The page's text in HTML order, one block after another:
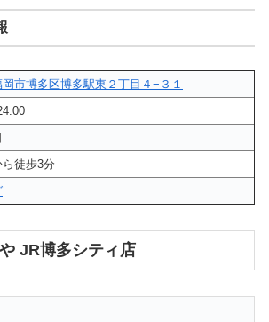
市博多区博多駅東２丁目４−３１
徒歩3分
JR博多シティ店